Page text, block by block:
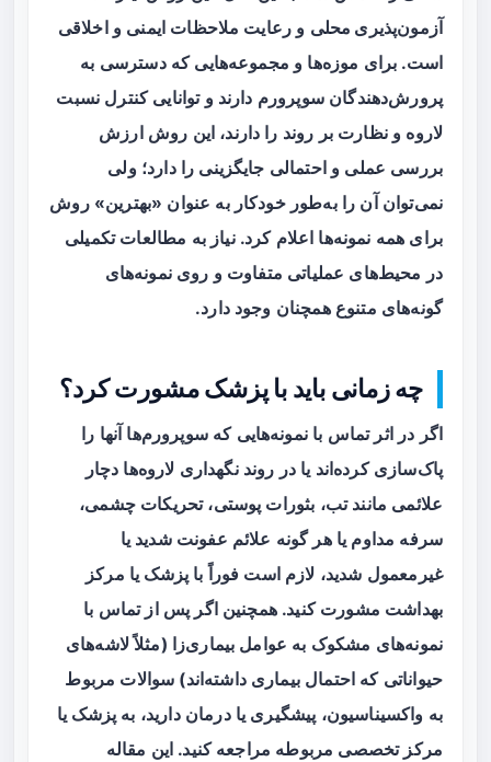
آزمون‌پذیری محلی و رعایت ملاحظات ایمنی و اخلاقی
است. برای موزه‌ها و مجموعه‌هایی که دسترسی به
پرورش‌دهندگان سوپرورم دارند و توانایی کنترل نسبت
لاروه و نظارت بر روند را دارند، این روش ارزش
بررسی عملی و احتمالی جایگزینی را دارد؛ ولی
نمی‌توان آن را به‌طور خودکار به عنوان «بهترین» روش
برای همه نمونه‌ها اعلام کرد. نیاز به مطالعات تکمیلی
در محیط‌های عملیاتی متفاوت و روی نمونه‌های
گونه‌های متنوع همچنان وجود دارد.
چه زمانی باید با پزشک مشورت کرد؟
اگر در اثر تماس با نمونه‌هایی که سوپرورم‌ها آنها را
پاک‌سازی کرده‌اند یا در روند نگهداری لاروه‌ها دچار
علائمی مانند تب، بثورات پوستی، تحریکات چشمی،
سرفه مداوم یا هر گونه علائم عفونت شدید یا
غیرمعمول شدید، لازم است فوراً با پزشک یا مرکز
بهداشت مشورت کنید. همچنین اگر پس از تماس با
نمونه‌های مشکوک به عوامل بیماری‌زا (مثلاً لاشه‌های
حیواناتی که احتمال بیماری داشته‌اند) سوالات مربوط
به واکسیناسیون، پیشگیری یا درمان دارید، به پزشک یا
مرکز تخصصی مربوطه مراجعه کنید. این مقاله